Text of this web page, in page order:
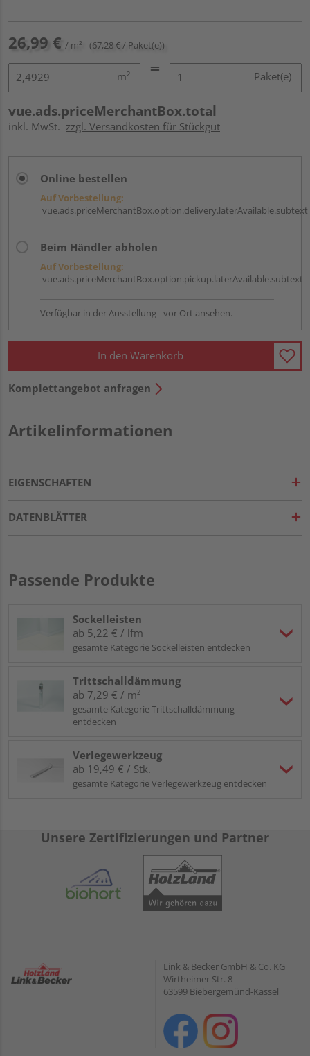
26,99 € / m² (67,28 € / Paket(e))
m² Paket(e)
vue.ads.priceMerchantBox.total
inkl. MwSt. zzgl. Versandkosten für Stückgut
Online bestellen
Auf Vorbestellung:
vue.ads.priceMerchantBox.option.delivery.laterAvailable.subtext
Beim Händler abholen
Auf Vorbestellung:
vue.ads.priceMerchantBox.option.pickup.laterAvailable.subtext
Verfügbar in der Ausstellung - vor Ort ansehen.
In den Warenkorb
Komplettangebot anfragen
Artikelinformationen
EIGENSCHAFTEN
DATENBLÄTTER
Passende Produkte
Sockelleisten
ab 5,22 € / lfm
gesamte Kategorie Sockelleisten entdecken
Trittschalldämmung
ab 7,29 € / m²
gesamte Kategorie Trittschalldämmung
entdecken
Verlegewerkzeug
ab 19,49 € / Stk.
gesamte Kategorie Verlegewerkzeug entdecken
Unsere Zertifizierungen und Partner
Link & Becker GmbH & Co. KG
Wirtheimer Str. 8
63599 Biebergemünd-Kassel